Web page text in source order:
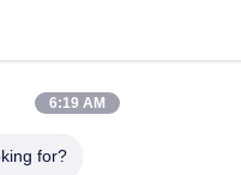
6:19 AM
for?